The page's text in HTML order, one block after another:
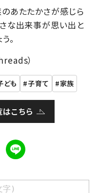
あたたかさが感じら
な出来事が思い出と
。
）
ども 子育て 家族
こちら